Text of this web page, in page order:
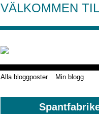
VÄLKOMMEN
Alla bloggposter Min blogg